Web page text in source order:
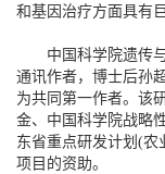
和基因治疗方面具有
中国科学院遗传与
通讯作者，博士后孙
为共同第一作者。该
金、中国科学院战略
东省重点研发计划(农
项目的资助。